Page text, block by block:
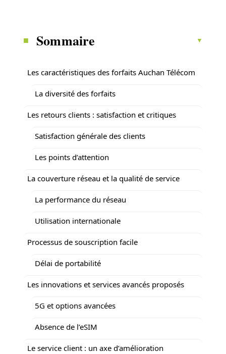
Sommaire
Les caractéristiques des forfaits Auchan Télécom
La diversité des forfaits
Les retours clients : satisfaction et critiques
Satisfaction générale des clients
Les points d’attention
La couverture réseau et la qualité de service
La performance du réseau
Utilisation internationale
Processus de souscription facile
Délai de portabilité
Les innovations et services avancés proposés
5G et options avancées
Absence de l’eSIM
Le service client : un axe d’amélioration